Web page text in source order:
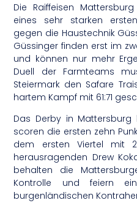
Die Raiffeisen
eines sehr starken
gegen die Haustechnik
Güssinger finden erst im
und können nur mehr
Duell der Farmteams
Steiermark den Safare
hartem Kampf mit 61:71
Das Derby in Mattersburg
scoren die ersten zehn
dem ersten Viertel mit
herausragenden Drew
behalten die
Kontrolle und feiern
burgenländischen